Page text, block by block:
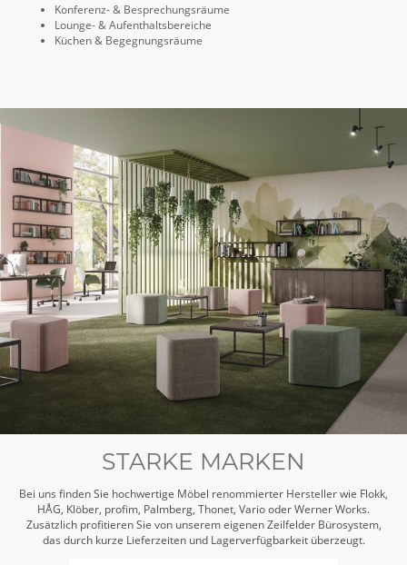
Konferenz- & Besprechungsräume
Lounge- & Aufenthaltsbereiche
Küchen & Begegnungsräume
STARKE MARKEN
Bei uns finden Sie hochwertige Möbel renommierter Hersteller wie Flokk,
HÅG, Klöber, profim, Palmberg, Thonet, Vario oder Werner Works.
Zusätzlich profitieren Sie von unserem eigenen Zeilfelder Bürosystem,
das durch kurze Lieferzeiten und Lagerverfügbarkeit überzeugt.